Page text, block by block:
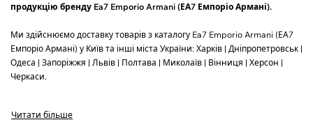
продукцію бренду Ea7 Emporio Armani (ЕА7 Емпоріо Армані).
Ми здійснюємо доставку товарів з каталогу Ea7 Emporio Armani (ЕА7
Емпоріо Армані) у Київ та інші міста України: Харків | Дніпропетровськ |
Одеса | Запоріжжя | Львів | Полтава | Миколаїв | Вінниця | Херсон |
Черкаси.
Читати більше